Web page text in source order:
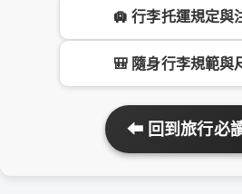
🛄 行李托運規定與
🎒 隨身行李規範與
⬅ 回到旅行必